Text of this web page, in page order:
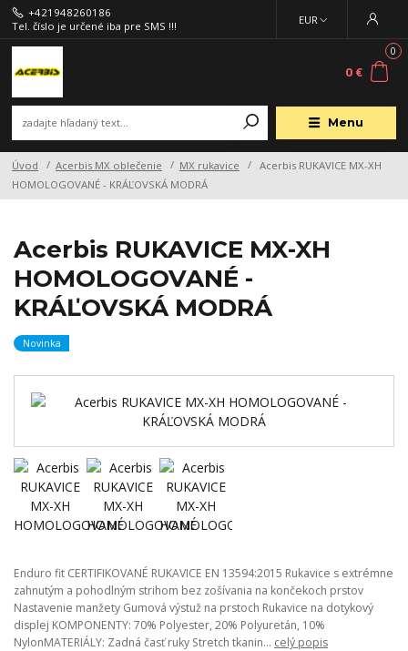
Menu
EUR
+421948260186
Tel. číslo je určené iba pre SMS !!!
0
0 €
Úvod Acerbis MX oblečenie MX rukavice
Acerbis RUKAVICE MX-XH
HOMOLOGOVANÉ - KRÁĽOVSKÁ MODRÁ
Acerbis RUKAVICE MX-XH
HOMOLOGOVANÉ -
KRÁĽOVSKÁ MODRÁ
Novinka
Enduro fit CERTIFIKOVANÉ RUKAVICE EN 13594:2015 Rukavice s extrémne
zahnutým a pohodlným strihom bez zošívania na končekoch prstov
Nastavenie manžety Gumová výstuž na prstoch Rukavice na dotykový
displej KOMPONENTY: 70% Polyester, 20% Polyuretán, 10%
NylonMATERIÁLY: Zadná časť ruky Stretch tkanin... celý popis